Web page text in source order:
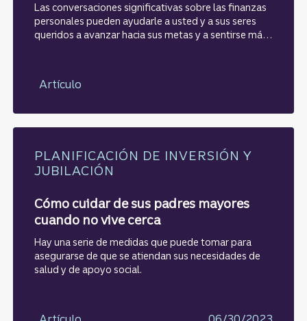
Las conversaciones significativas sobre las finanzas
personales pueden ayudarle a usted y a sus seres
queridos a avanzar hacia sus metas y a sentirse más
Artículo
PLANIFICACIÓN DE INVERSIÓN Y
JUBILACIÓN
Cómo cuidar de sus padres mayores
cuando no vive cerca
Hay una serie de medidas que puede tomar para
asegurarse de que se atiendan sus necesidades de
salud y de apoyo social.